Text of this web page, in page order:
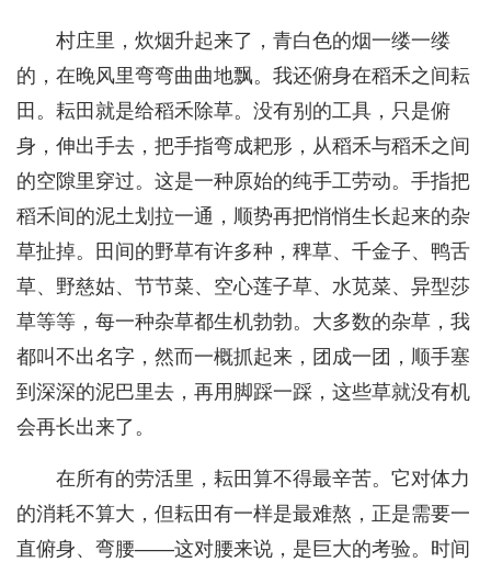
村庄里，炊烟升起来了，青白色的烟一缕一缕
的，在晚风里弯弯曲曲地飘。我还俯身在稻禾之间耘
田。耘田就是给稻禾除草。没有别的工具，只是俯
身，伸出手去，把手指弯成耙形，从稻禾与稻禾之间
的空隙里穿过。这是一种原始的纯手工劳动。手指把
稻禾间的泥土划拉一通，顺势再把悄悄生长起来的杂
草扯掉。田间的野草有许多种，稗草、千金子、鸭舌
草、野慈姑、节节菜、空心莲子草、水苋菜、异型莎
草等等，每一种杂草都生机勃勃。大多数的杂草，我
都叫不出名字，然而一概抓起来，团成一团，顺手塞
到深深的泥巴里去，再用脚踩一踩，这些草就没有机
会再长出来了。
在所有的劳活里，耘田算不得最辛苦。它对体力
的消耗不算大，但耘田有一样是最难熬，正是需要一
直俯身、弯腰——这对腰来说，是巨大的考验。时间